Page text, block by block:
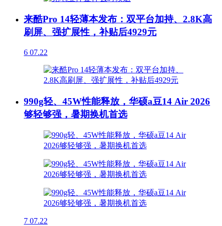
来酷Pro 14轻薄本发布：双平台加持、2.8K高
刷屏、强扩展性，补贴后4929元
6 07.22
990g轻、45W性能释放，华硕a豆14 Air 2026
够轻够强，暑期换机首选
7 07.22